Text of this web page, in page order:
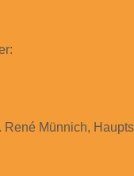
Münnich,